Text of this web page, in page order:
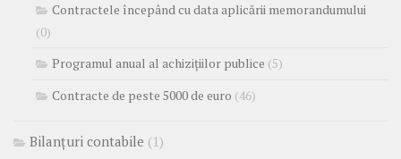
Contractele începând cu data aplicării memorandumului
(0)
Programul anual al achizițiilor publice (5)
Contracte de peste 5000 de euro (46)
Bilanțuri contabile (1)